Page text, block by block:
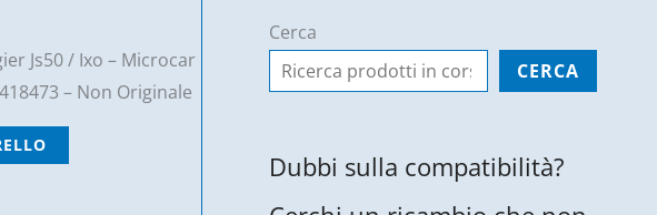
Js50 / Ixo – Microcar
– Non Originale
Cerca
CERCA
Dubbi sulla compatibilità?